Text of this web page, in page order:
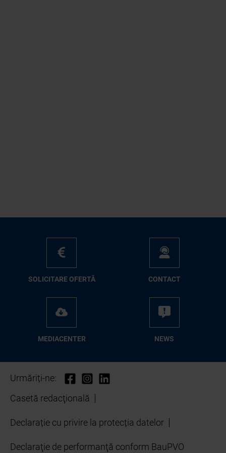
SO­LI­CI­TA­RE OFER­TĂ CON­TA­CT
ME­D­IA­CEN­TER NEWS
Urmăriți-ne:
Casetă redacţională
Declarație cu privire la protecția datelor
Declaraţie de performanţă conform BauPVO